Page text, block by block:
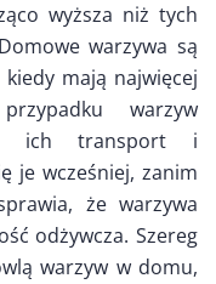
wyższa niż tych
warzywa są
mają najwięcej
warzyw
ich transport i
je wcześniej, zanim
że warzywa
odżywcza. Szereg
warzyw w domu,